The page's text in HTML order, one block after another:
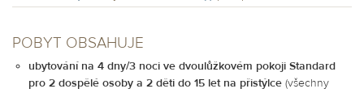
POBYT OBSAHUJE
ubytování na 4 dny/3 noci ve dvoulůžkovém pokoji Standard
pro 2 dospělé osoby a 2 děti do 15 let na přistýlce (všechny